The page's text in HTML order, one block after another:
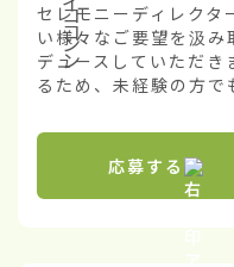
セレモニーディレクタ
い様々なご要望を汲み
デュースしていただき
るため、未経験の方
応募する